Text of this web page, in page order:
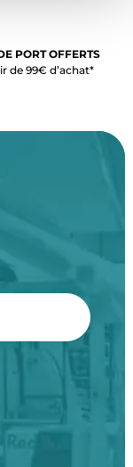
PORT OFFERTS
de 99€ d’achat*